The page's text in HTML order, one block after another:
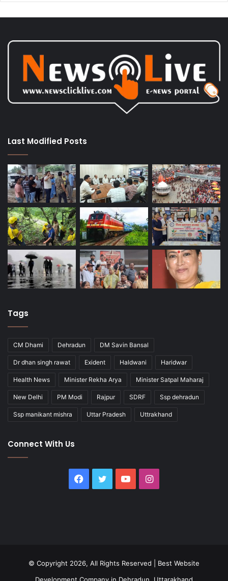
Last Modified Posts
Tags
CM Dhami Dehradun DM Savin Bansal
Dr dhan singh rawat Exident Haldwani Haridwar
Health News Minister Rekha Arya Minister Satpal Maharaj
New Delhi PM Modi Rajpur SDRF Ssp dehradun
Ssp manikant mishra Uttar Pradesh Uttrakhand
Connect With Us
Facebook
Twitter YouTubeInstagram
© Copyright 2026, All Rights Reserved | Best Website